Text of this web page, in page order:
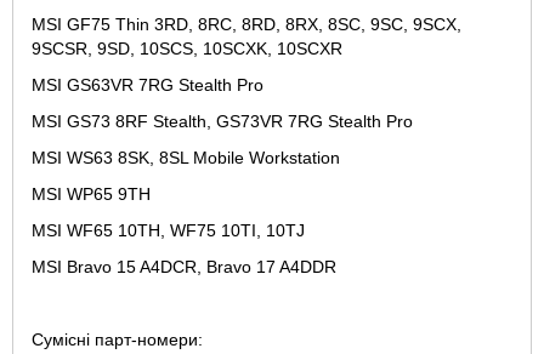
MSI GF75 Thin 3RD, 8RC, 8RD, 8RX, 8SC, 9SC, 9SCX,
9SCSR, 9SD, 10SCS, 10SCXK, 10SCXR
MSI GS63VR 7RG Stealth Pro
MSI GS73 8RF Stealth, GS73VR 7RG Stealth Pro
MSI WS63 8SK, 8SL Mobile Workstation
MSI WP65 9TH
MSI WF65 10TH, WF75 10TI, 10TJ
MSI Bravo 15 A4DCR, Bravo 17 A4DDR
Сумісні парт-номери: